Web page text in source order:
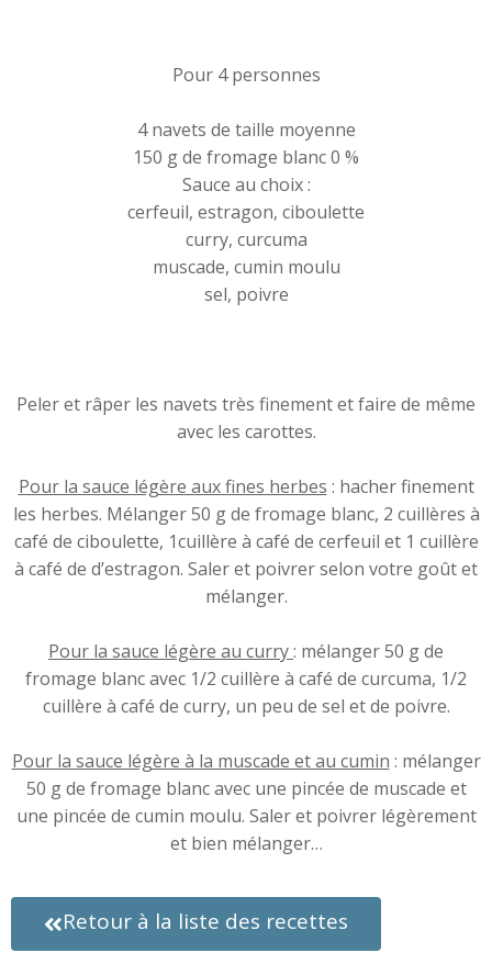
Pour 4 personnes
4 navets de taille moyenne
150 g de fromage blanc 0 %
Sauce au choix :
cerfeuil, estragon, ciboulette
curry, curcuma
muscade, cumin moulu
sel, poivre
Peler et râper les navets très finement et faire de même
avec les carottes.
Pour la sauce légère aux fines herbes : hacher finement
les herbes. Mélanger 50 g de fromage blanc, 2 cuillères à
café de ciboulette, 1cuillère à café de cerfeuil et 1 cuillère
à café de d’estragon. Saler et poivrer selon votre goût et
mélanger.
Pour la sauce légère au curry: mélanger 50 g de
fromage blanc avec 1/2 cuillère à café de curcuma, 1/2
cuillère à café de curry, un peu de sel et de poivre.
Pour la sauce légère à la muscade et au cumin : mélanger
50 g de fromage blanc avec une pincée de muscade et
une pincée de cumin moulu. Saler et poivrer légèrement
et bien mélanger…
Retour à la liste des recettes